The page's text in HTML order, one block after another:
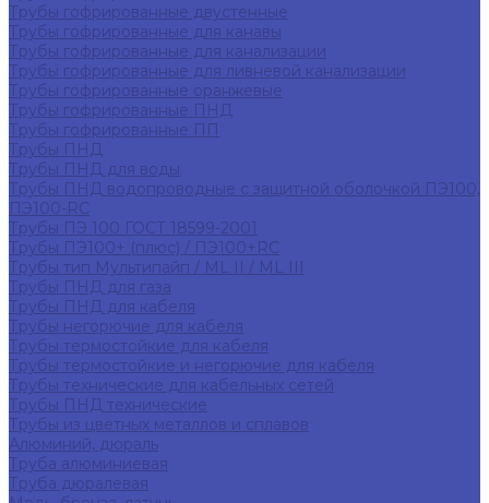
Трубы гофрированные двустенные
Трубы гофрированные для канавы
Трубы гофрированные для канализации
Трубы гофрированные для ливневой канализации
Трубы гофрированные оранжевые
Трубы гофрированные ПНД
Трубы гофрированные ПП
Трубы ПНД
Трубы ПНД для воды
Трубы ПНД водопроводные с защитной оболочкой ПЭ100,
ПЭ100-RC
Трубы ПЭ 100 ГОСТ 18599-2001
Трубы ПЭ100+ (плюс) / ПЭ100+RC
Трубы тип Мультипайп / ML II / ML III
Трубы ПНД для газа
Трубы ПНД для кабеля
Трубы негорючие для кабеля
Трубы термостойкие для кабеля
Трубы термостойкие и негорючие для кабеля
Трубы технические для кабельных сетей
Трубы ПНД технические
Трубы из цветных металлов и сплавов
Алюминий, дюраль
Труба алюминиевая
Труба дюралевая